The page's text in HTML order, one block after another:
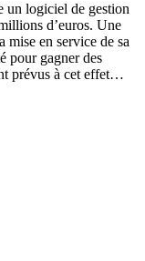
un logiciel de gestion
d’euros. Une
mise en service de sa
pour gagner des
prévus à cet effet…